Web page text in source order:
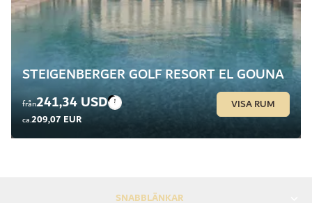
STEIGENBERGER GOLF RESORT EL GOUNA
från241,34 USD
ca.209,07 EUR
VISA RUM
SNABBLÄNKAR